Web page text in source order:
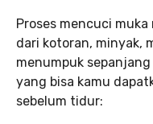
Proses mencuci
dari kotoran, minyak,
menumpuk
yang bisa kamu
sebelum tidur: